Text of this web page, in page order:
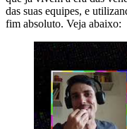
das suas equipes, e
fim absoluto. Veja abaixo: